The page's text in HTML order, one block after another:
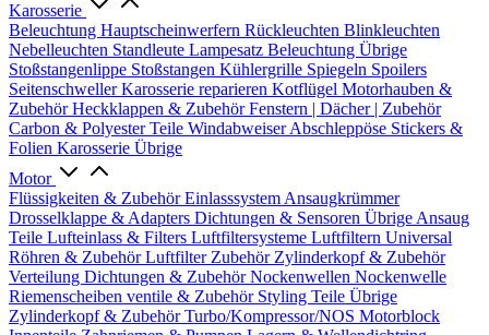
Karosserie
Beleuchtung Hauptscheinwerfern Rückleuchten Blinkleuchten
Nebelleuchten Standleute Lampesatz Beleuchtung Übrige
Stoßstangenlippe Stoßstangen Kühlergrille Spiegeln Spoilers
SeitenschwellerKarosserie reparieren Kotflügel Motorhauben &
ZubehörHeckklappen & ZubehörFenstern | Dächer | Zubehör
Carbon & Polyester Teile WindabweiserAbschleppöse Stickers &
Folien Karosserie Übrige
Motor
Flüssigkeiten & ZubehörEinlasssystem Ansaugkrümmer
Drosselklappe & Adapters Dichtungen & Sensoren Übrige Ansaug
Teile Lufteinlass & Filters Luftfiltersysteme Luftfiltern Universal
Röhren & ZubehörLuftfilter Zubehör Zylinderkopf & Zubehör
Verteilung Dichtungen & ZubehörNockenwellen Nockenwelle
Riemenscheiben ventile & Zubehör Styling Teile Übrige
Zylinderkopf & ZubehörTurbo/Kompressor/NOS Motorblock